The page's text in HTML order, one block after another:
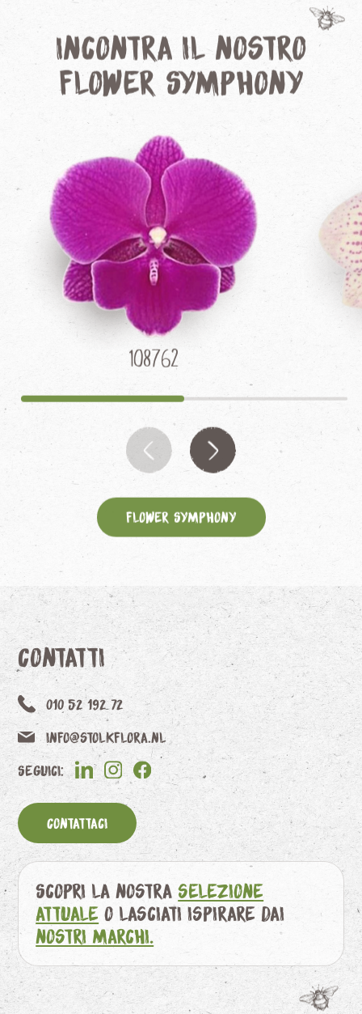
Incontra il nostro
Flower Symphony
108762
Flower Symphony
Contatti
010 52 192 72
info@stolkflora.nl
Seguici:
Contattaci
Scopri la nostraselezione
attuale o lasciati ispirare dai
nostri marchi.